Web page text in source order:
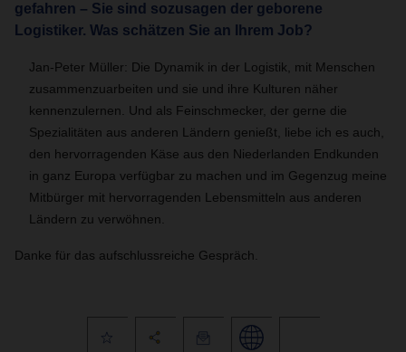
gefahren – Sie sind sozusagen der geborene
Logistiker. Was schätzen Sie an Ihrem Job?
Jan-Peter Müller: Die Dynamik in der Logistik, mit Menschen
zusammenzuarbeiten und sie und ihre Kulturen näher
kennenzulernen. Und als Feinschmecker, der gerne die
Spezialitäten aus anderen Ländern genießt, liebe ich es auch,
den hervorragenden Käse aus den Niederlanden Endkunden
in ganz Europa verfügbar zu machen und im Gegenzug meine
Mitbürger mit hervorragenden Lebensmitteln aus anderen
Ländern zu verwöhnen.
Danke für das aufschlussreiche Gespräch.